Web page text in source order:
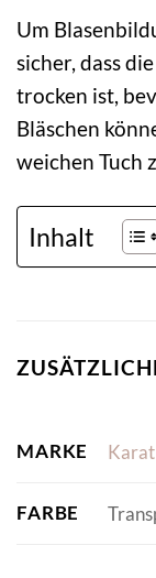
Um
sicher, dass
trocken ist,
Bläschen
weichen Tuch
Inhalt
MARKE Karat
FARBE